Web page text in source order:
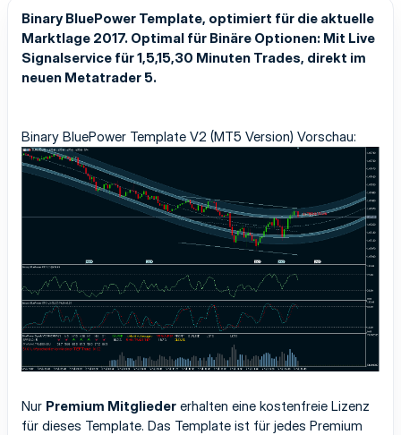
Binary BluePower Template, optimiert für die aktuelle
Marktlage 2017. Optimal für Binäre Optionen: Mit Live
Signalservice für 1,5,15,30 Minuten Trades, direkt im
neuen Metatrader 5.
Binary BluePower Template V2 (MT5 Version) Vorschau:
Nur Premium Mitglieder erhalten eine kostenfreie Lizenz
für dieses Template. Das Template ist für jedes Premium